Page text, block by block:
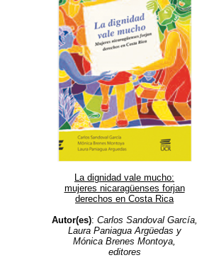
La dignidad vale mucho:
mujeres nicaragüenses forjan
derechos en Costa Rica
Autor(es): Carlos Sandoval García,
Laura Paniagua Argüedas y
Mónica Brenes Montoya,
editores